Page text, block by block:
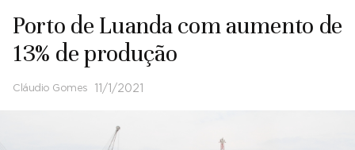
Porto de Luanda com aumento de
13% de produção
Cláudio Gomes 11/1/2021